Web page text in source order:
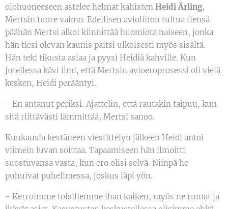
olohuoneeseen astelee helmat kahisten Heidi Ärling,
Mertsin tuore vaimo. Edellisen avioliiton tultua tiensä
päähän Mertsi alkoi kiinnittää huomiota naiseen, jonka
hän tiesi olevan kaunis paitsi ulkoisesti myös sisältä.
Hän teki tikusta asiaa ja pyysi Heidiä kahville. Kun
jutellessa kävi ilmi, että Mertsin avioeroprosessi oli vielä
kesken, Heidi perääntyi.
- En antanut periksi. Ajattelin, että rautakin taipuu, kun
sitä riittävästi lämmittää, Mertsi sanoo.
Kuukausia kestäneen viestittelyn jälkeen Heidi antoi
viimein luvan soittaa. Tapaamiseen hän ilmoitti
suostuvansa vasta, kun ero olisi selvä. Niinpä he
puhuivat puhelimessa, joskus läpi yön.
- Kerroimme toisillemme ihan kaiken, myös ne rumat ja